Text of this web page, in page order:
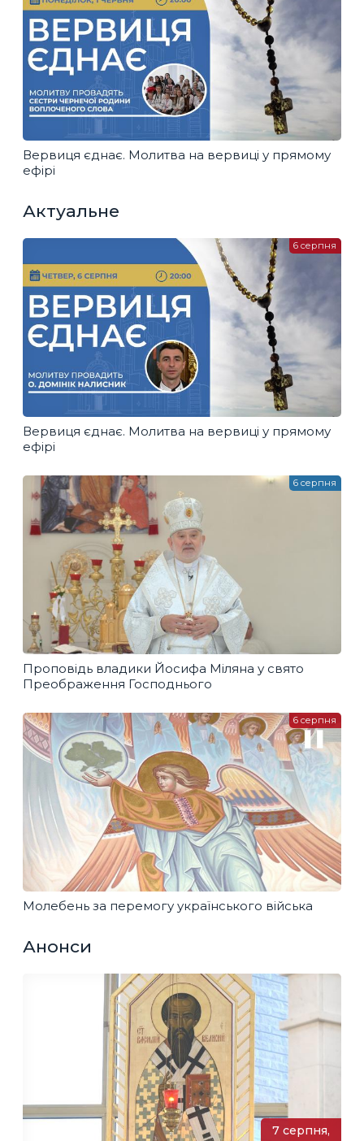
Вервиця єднає. Молитва на вервиці у прямому
ефірі
Актуальне
Вервиця єднає. Молитва на вервиці у прямому
ефірі
6 серпня
Проповідь владики Йосифа Міляна у свято
Преображення Господнього
6 серпня
Молебень за перемогу українського війська
6 серпня
Анонси
7 серпня,